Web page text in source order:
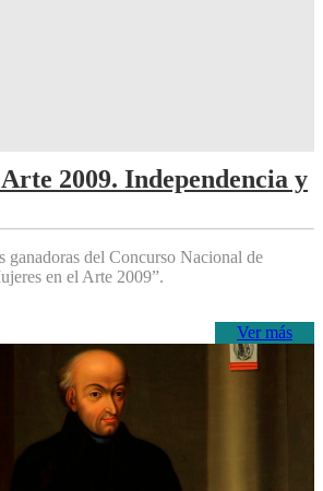
2009. Independencia y
ganadoras del Concurso Nacional de
en el Arte 2009”.
Ver más